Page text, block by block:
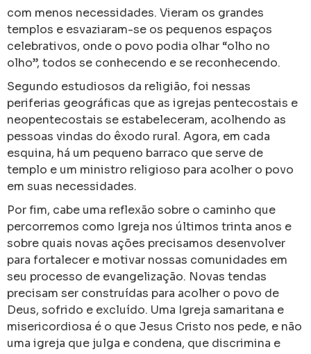
com menos necessidades. Vieram os grandes
templos e esvaziaram-se os pequenos espaços
celebrativos, onde o povo podia olhar “olho no
olho”, todos se conhecendo e se reconhecendo.
Segundo estudiosos da religião, foi nessas
periferias geográficas que as igrejas pentecostais e
neopentecostais se estabeleceram, acolhendo as
pessoas vindas do êxodo rural. Agora, em cada
esquina, há um pequeno barraco que serve de
templo e um ministro religioso para acolher o povo
em suas necessidades.
Por fim, cabe uma reflexão sobre o caminho que
percorremos como Igreja nos últimos trinta anos e
sobre quais novas ações precisamos desenvolver
para fortalecer e motivar nossas comunidades em
seu processo de evangelização. Novas tendas
precisam ser construídas para acolher o povo de
Deus, sofrido e excluído. Uma Igreja samaritana e
misericordiosa é o que Jesus Cristo nos pede, e não
uma igreja que julga e condena, que discrimina e